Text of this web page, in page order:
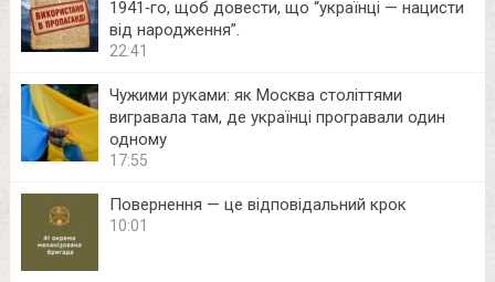
1941‑го, щоб довести, що “українці — нацисти
від народження”.
22:41
Чужими руками: як Москва століттями
вигравала там, де українці програвали один
одному
17:55
Повернення — це відповідальний крок
10:01